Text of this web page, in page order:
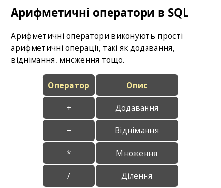
Арифметичні оператори в SQL
Арифметичні оператори виконують прості
арифметичні операції, такі як додавання,
віднімання, множення тощо.
Оператор Опис
+ Додавання
− Віднімання
* Множення
/ Ділення